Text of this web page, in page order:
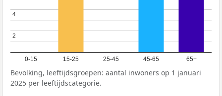
0-15 15-25 25-45 45-65 65+
2
2
4
4
Bevolking, leeftijdsgroepen: aantal inwoners op 1 januari
2025 per leeftijdscategorie.